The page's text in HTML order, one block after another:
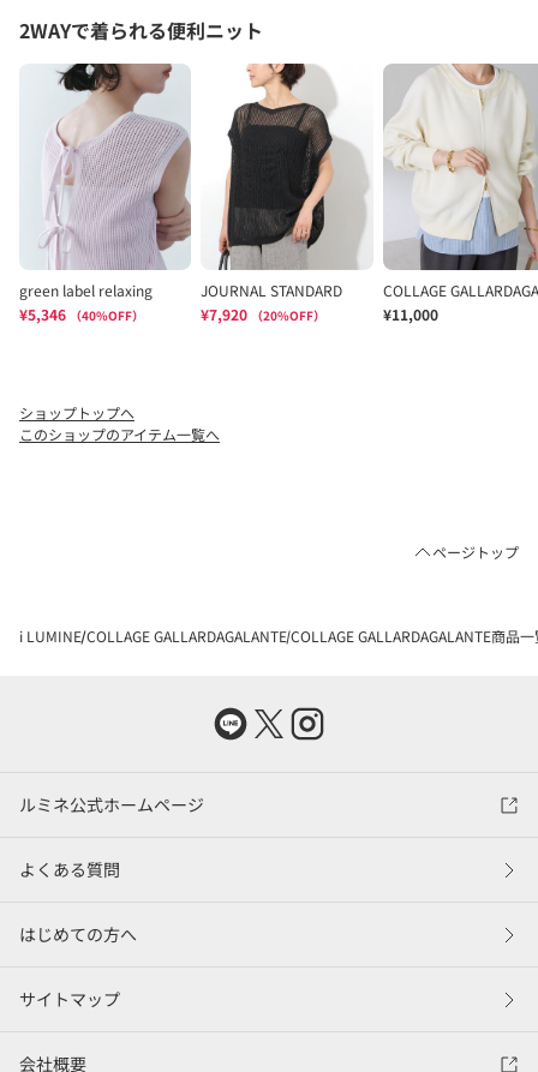
ショップトップへ
このショップのアイテム一覧へ
ページトップ
i LUMINE COLLAGE GALLARDAGALANTE COLLAGE GALLARDAGALANTE商品
ルミネ公式ホームページ
よくある質問
はじめての方へ
サイトマップ
会社概要